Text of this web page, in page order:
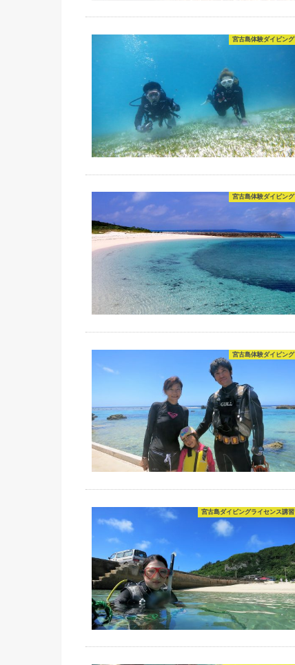
宮古島体験ダイビング
宮古島体験ダイビング
宮古島体験ダイビング
宮古島ダイビングライセンス講習